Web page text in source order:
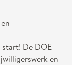
start! De DOE-
en